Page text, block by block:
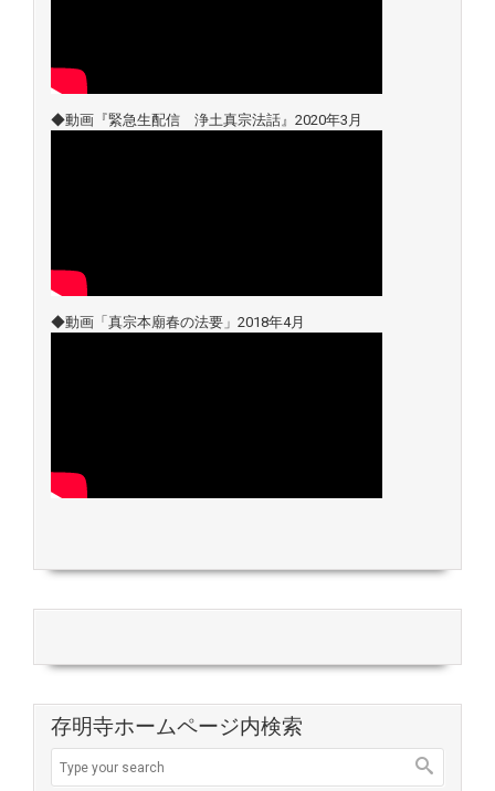
◆動画『緊急生配信 浄土真宗法話』2020年3月
◆動画「真宗本廟春の法要」2018年4月
存明寺ホームページ内検索